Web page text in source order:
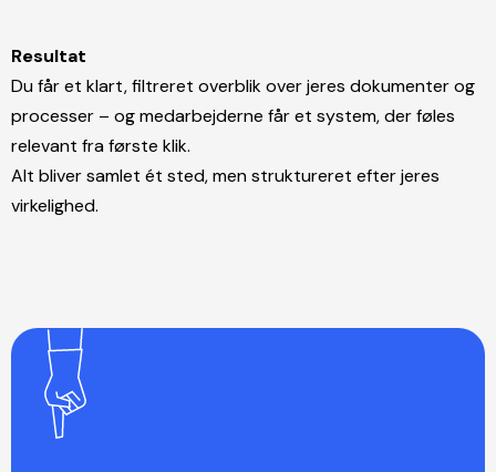
Resultat
Du får et klart, filtreret overblik over jeres dokumenter og
processer – og medarbejderne får et system, der føles
relevant fra første klik.
Alt bliver samlet ét sted, men struktureret efter jeres
virkelighed.